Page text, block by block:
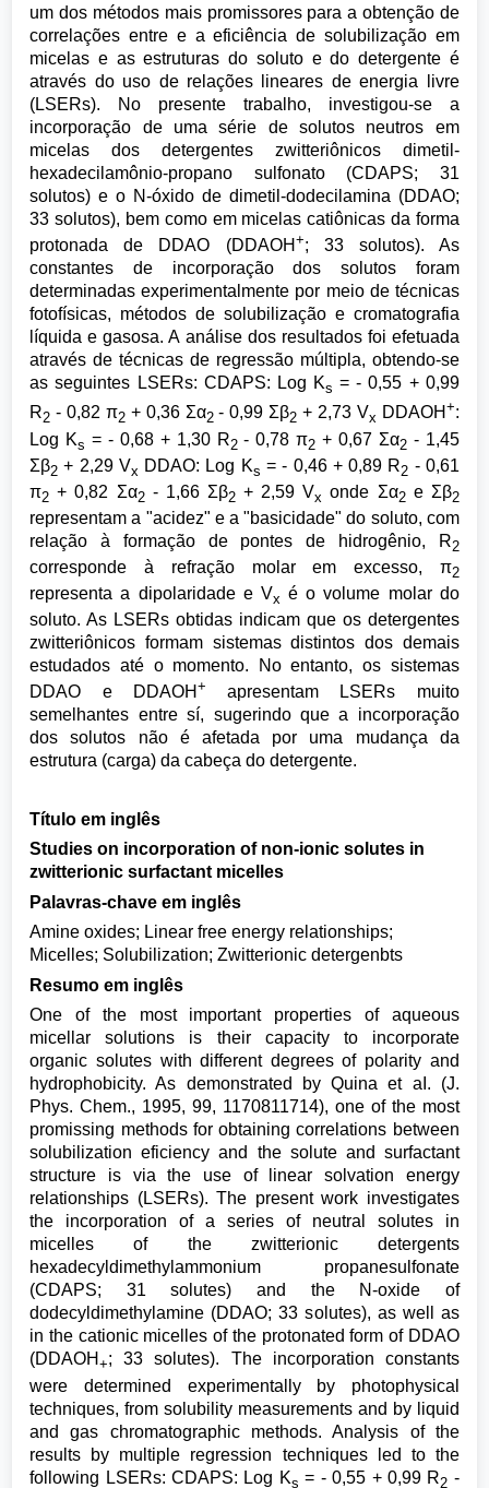
um dos métodos mais promissores para a obtenção de
correlações entre e a eficiência de solubilização em
micelas e as estruturas do soluto e do detergente é
através do uso de relações lineares de energia livre
(LSERs). No presente trabalho, investigou-se a
incorporação de uma série de solutos neutros em
micelas dos detergentes zwitteriônicos dimetil-
hexadecilamônio-propano sulfonato (CDAPS; 31
solutos) e o N-óxido de dimetil-dodecilamina (DDAO;
33 solutos), bem como em micelas catiônicas da forma
protonada de DDAO (DDAOH +; 33 solutos). As
constantes de incorporação dos solutos foram
determinadas experimentalmente por meio de técnicas
fotofísicas, métodos de solubilização e cromatografia
líquida e gasosa. A análise dos resultados foi efetuada
através de técnicas de regressão múltipla, obtendo-se
as seguintes LSERs: CDAPS: Log Ks = - 0,55 + 0,99
R2 - 0,82 π2+ 0,36 Σα2- 0,99 Σβ2 + 2,73 Vx DDAOH +:
Log Ks = - 0,68 + 1,30 R2- 0,78 π2 + 0,67 Σα2- 1,45
Σβ2 + 2,29 Vx DDAO: Log Ks = - 0,46 + 0,89 R2 - 0,61
π2 + 0,82 Σα2- 1,66 Σβ2+ 2,59 Vx onde Σα2e Σβ2
representam a "acidez" e a "basicidade" do soluto, com
relação à formação de pontes de hidrogênio, R2
corresponde à refração molar em excesso, π2
representa a dipolaridade e Vx é o volume molar do
soluto. As LSERs obtidas indicam que os detergentes
zwitteriônicos formam sistemas distintos dos demais
estudados até o momento. No entanto, os sistemas
DDAO e DDAOH +
apresentam LSERs muito
semelhantes entre sí, sugerindo que a incorporação
dos solutos não é afetada por uma mudança da
estrutura (carga) da cabeça do detergente.
Título em inglês
Studies on incorporation of non-ionic solutes in
zwitterionic surfactant micelles
Palavras-chave em inglês
Amine oxides; Linear free energy relationships;
Micelles; Solubilization; Zwitterionic detergenbts
Resumo em inglês
One of the most important properties of aqueous
micellar solutions is their capacity to incorporate
organic solutes with different degrees of polarity and
hydrophobicity. As demonstrated by Quina et aI. (J.
Phys. Chem., 1995, 99, 1170811714), one of the most
promissing methods for obtaining correlations between
solubilization eficiency and the solute and surfactant
structure is via the use of linear solvation energy
relationships (LSERs). The present work investigates
the incorporation of a series of neutral solutes in
micelles of the zwitterionic detergents
hexadecyldimethylammonium propanesulfonate
(CDAPS; 31 solutes) and the N-oxide of
dodecyldimethylamine (DDAO; 33 solutes), as well as
in the cationic micelles of the protonated form of DDAO
(DDAOH+; 33 solutes). The incorporation constants
were determined experimentally by photophysical
techniques, from solubility measurements and by liquid
and gas chromatographic methods. Analysis of the
results by multiple regression techniques led to the
following LSERs: CDAPS: Log Ks = - 0,55 + 0,99 R2 -